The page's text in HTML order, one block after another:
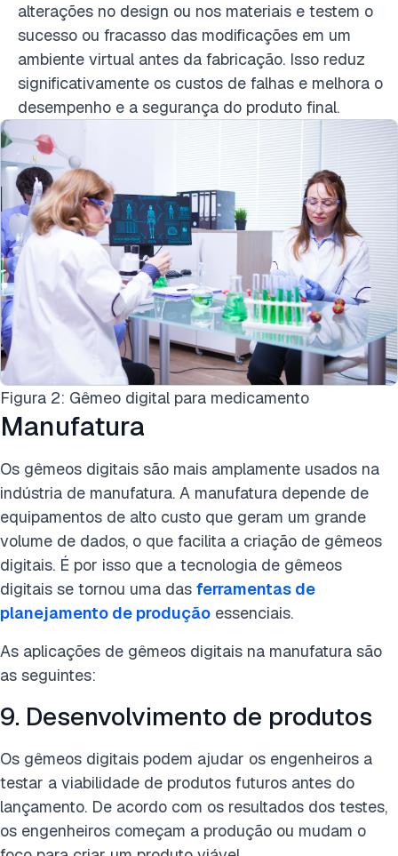
alterações no design ou nos materiais e testem o
sucesso ou fracasso das modificações em um
ambiente virtual antes da fabricação. Isso reduz
significativamente os custos de falhas e melhora o
desempenho e a segurança do produto final.
Figura 2: Gêmeo digital para medicamento
Manufatura
Os gêmeos digitais são mais amplamente usados na
indústria de manufatura. A manufatura depende de
equipamentos de alto custo que geram um grande
volume de dados, o que facilita a criação de gêmeos
digitais. É por isso que a tecnologia de gêmeos
digitais se tornou uma das ferramentas de
planejamento de produção essenciais.
As aplicações de gêmeos digitais na manufatura são
as seguintes:
9. Desenvolvimento de produtos
Os gêmeos digitais podem ajudar os engenheiros a
testar a viabilidade de produtos futuros antes do
lançamento. De acordo com os resultados dos testes,
os engenheiros começam a produção ou mudam o